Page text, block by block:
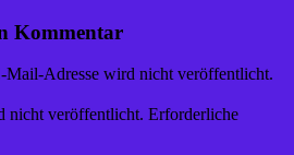
Kommentar
Mail-Adresse wird nicht veröffentlicht.
nicht veröffentlicht. Erforderliche